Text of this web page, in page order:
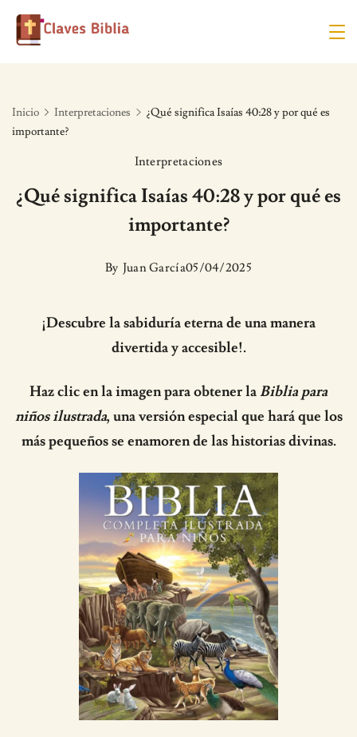
Skip
Inicio Interpretaciones
¿Qué significa Isaías 40:28 y por qué es
importante?
Interpretaciones
¿Qué significa Isaías 40:28 y por qué es
importante?
By Juan García05/04/2025
¡Descubre la sabiduría eterna de una manera
divertida y accesible!.
Haz clic en la imagen para obtener laBiblia para
niños ilustrada, una versión especial que hará que los
más pequeños se enamoren de las historias divinas.